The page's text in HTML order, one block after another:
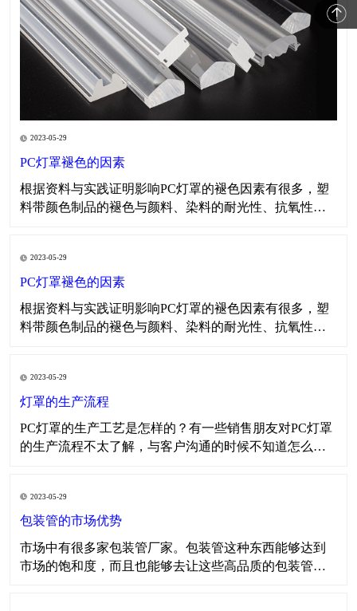
2023-05-29
PC灯罩褪色的因素
​​根据资料与实践证明影响PC灯罩的褪色因素有很多，塑
料带颜色制品的褪色与颜料、染料的耐光性、抗氧性、
树脂和防老化助剂的上述性能进行综合评定后才可选
用，以下是常规的影响产品变色的原因以及物流性能，
2023-05-29
PC灯罩褪色的因素
​​根据资料与实践证明影响PC灯罩的褪色因素有很多，塑
料带颜色制品的褪色与颜料、染料的耐光性、抗氧性、
树脂和防老化助剂的上述性能进行综合评定后才可选
用，以下是常规的影响产品变色的原因以及物流性能，
2023-05-29
灯罩的生产流程
​PC灯罩的生产工艺是怎样的？有一些销售朋友对PC灯罩
的生产流程不太了解，与客户沟通的时候不知道怎么去
好的方法也可以向我司反馈。 在PC灯罩生产之前，我们
需要做几个步骤的工作，第一步是了解客户所需要的P
2023-05-29
包装管的市场优势
市场中有很多家包装管厂家。包装管这种东西能够达到
市场的饱和度，而且也能够去让这些高品质的包装管打